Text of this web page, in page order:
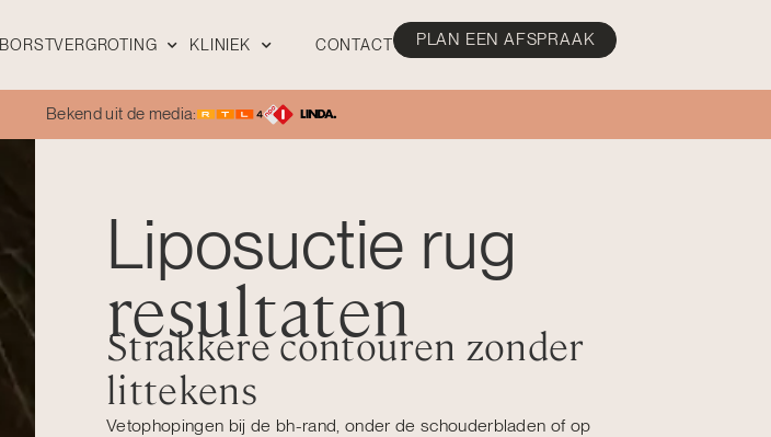
BORSTVERGROTING KLINIEK CONTACT PLAN EEN AFSPRAAK
Bekend uit de media:
Liposuctie rug
resultaten
Strakkere contouren zonder
littekens
Vetophopingen bij de bh-rand, onder de schouderbladen of op